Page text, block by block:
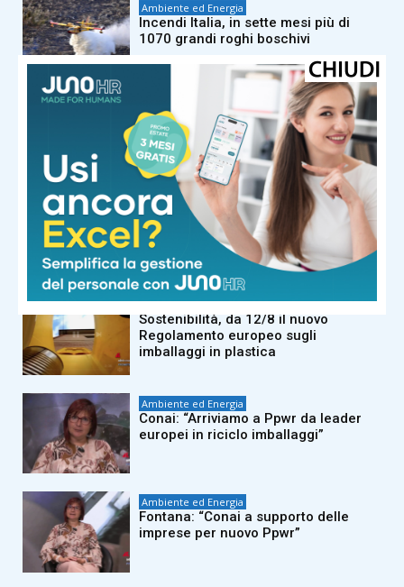
Ambiente ed Energia
Incendi Italia, in sette mesi più di
1070 grandi roghi boschivi
Ambiente ed Energia
Gruppo Cap, 2.500 alborelle
cresciute nel depuratore di
Canegrate tornano nei fiumi lombardi
Ambiente ed Energia
Cinema e sport per promuovere
riciclo, Conai: “E’ gioco di squadra”
Ambiente ed Energia
Sostenibilità, da 12/8 il nuovo
Regolamento europeo sugli
imballaggi in plastica
Ambiente ed Energia
Conai: “Arriviamo a Ppwr da leader
europei in riciclo imballaggi”
Ambiente ed Energia
Fontana: “Conai a supporto delle
imprese per nuovo Ppwr”